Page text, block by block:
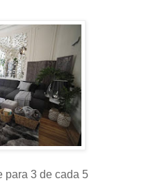
para 3 de cada 5